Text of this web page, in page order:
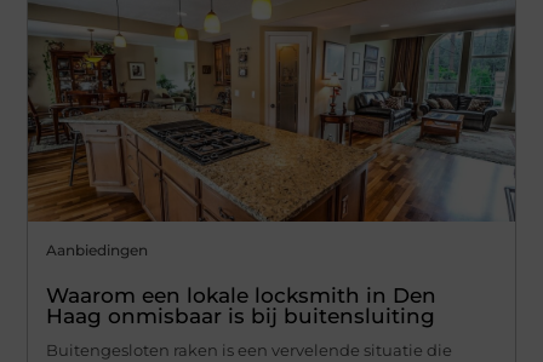
Aanbiedingen
Waarom een lokale locksmith in Den
Haag onmisbaar is bij buitensluiting
Buitengesloten raken is een vervelende situatie die